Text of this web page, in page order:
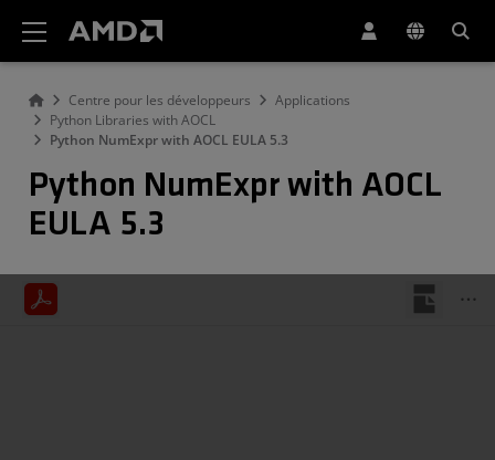
Centre pour les développeurs
Applications
Python Libraries with AOCL
Python NumExpr with AOCL EULA 5.3
Python NumExpr with AOCL
EULA 5.3